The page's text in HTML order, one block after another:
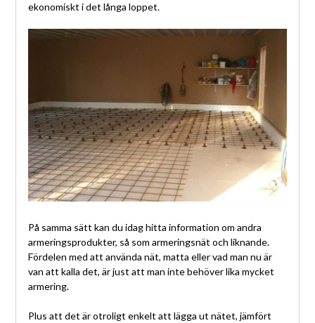
ekonomiskt i det långa loppet.
På samma sätt kan du idag hitta information om andra
armeringsprodukter, så som armeringsnät och liknande.
Fördelen med att använda nät, matta eller vad man nu är
van att kalla det, är just att man inte behöver lika mycket
armering.
Plus att det är otroligt enkelt att lägga ut nätet, jämfört